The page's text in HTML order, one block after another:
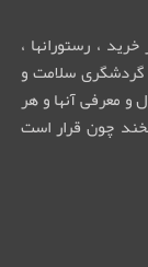
، رستورانها ،
گردشگری سلامت و
و معرفی آنها و هر
چون قرار است